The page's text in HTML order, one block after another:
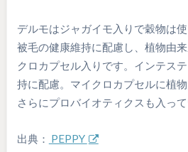
デルモはジャガイモ入りで穀物は
被毛の健康維持に配慮し、植物由
クロカプセル入りです。インテス
持に配慮。マイクロカプセルに植物
さらにプロバイオティクスも入って
出典： PEPPY